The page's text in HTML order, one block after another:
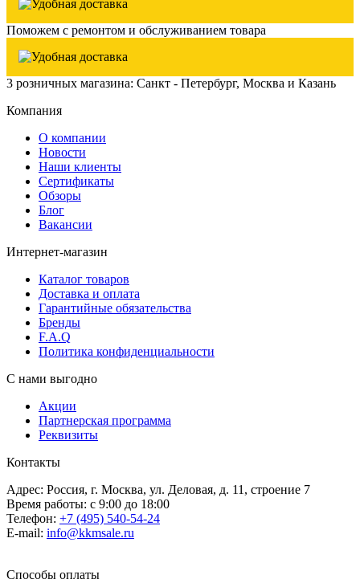
Поможем с ремонтом и обслуживанием товара
3 розничных магазина: Санкт - Петербург, Москва и Казань
Компания
О компании
Новости
Наши клиенты
Сертификаты
Обзоры
Блог
Вакансии
Интернет-магазин
Каталог товаров
Доставка и оплата
Гарантийные обязательства
Бренды
F.A.Q
Политика конфиденциальности
С нами выгодно
Акции
Партнерская программа
Реквизиты
Контакты
Адрес: Россия, г. Москва, ул. Деловая, д. 11, строение 7
Время работы: с 9:00 до 18:00
Телефон: +7 (495) 540-54-24
E-mail: info@kkmsale.ru
Способы оплаты